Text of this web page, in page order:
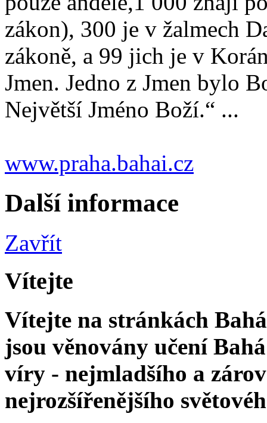
zákon), 300 je v žalmech
zákoně, a 99 jich je v
Jmen. Jedno z Jmen bylo
Největší Jméno Boží.“ ...
www.praha.bahai.cz
Další informace
Zavřít
Vítejte
Vítejte na stránkách
jsou věnovány učení
víry - nejmladšího a
nejrozšířenějšího